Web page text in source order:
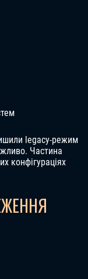
legacy-режим
Частина
конфігураціях